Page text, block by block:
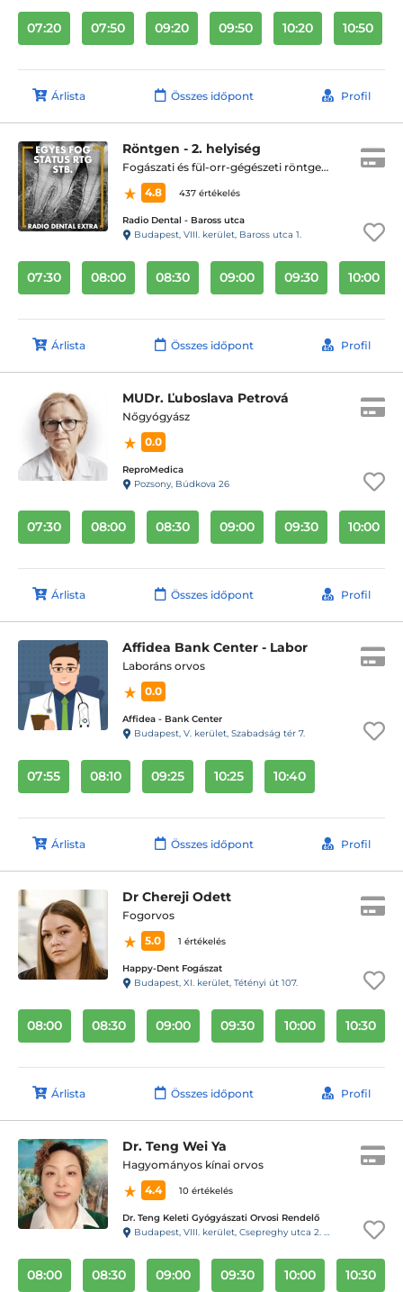
07:20 07:50 09:20 09:50 10:20 10:50
Árlista Összes időpont Profil
Röntgen - 2. helyiség
Fogászati és fül-orr-gégészeti röntgen, cbct készítése
4.8
437 értékelés
Radio Dental - Baross utca
Budapest, VIII. kerület, Baross utca 1.
07:30 08:00 08:30 09:00 09:30 10:00
Árlista Összes időpont Profil
MUDr. Ľuboslava Petrová
Nőgyógyász
0.0
ReproMedica
Pozsony, Búdkova 26
07:30 08:00 08:30 09:00 09:30 10:00
Árlista Összes időpont Profil
Affidea Bank Center - Labor
Laboráns orvos
0.0
Affidea - Bank Center
Budapest, V. kerület, Szabadság tér 7.
07:55 08:10 09:25 10:25 10:40
Árlista Összes időpont Profil
Dr Chereji Odett
Fogorvos
5.0
1 értékelés
Happy-Dent Fogászat
Budapest, XI. kerület, Tétényi út 107.
08:00 08:30 09:00 09:30 10:00 10:30
Árlista Összes időpont Profil
Dr. Teng Wei Ya
Hagyományos kínai orvos
4.4
10 értékelés
Dr. Teng Keleti Gyógyászati Orvosi Rendelő
Budapest, VIII. kerület, Csepreghy utca 2. Fsz. 1.
08:00 08:30 09:00 09:30 10:00 10:30